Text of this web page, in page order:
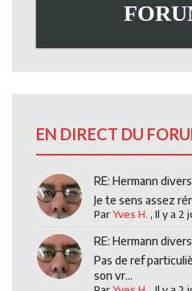
EN DIRECT DU
RE: Hermann divers
Je te sens assez
ParYves H. ,Il y a 2
RE: Hermann divers
Pas de ref
son vr...